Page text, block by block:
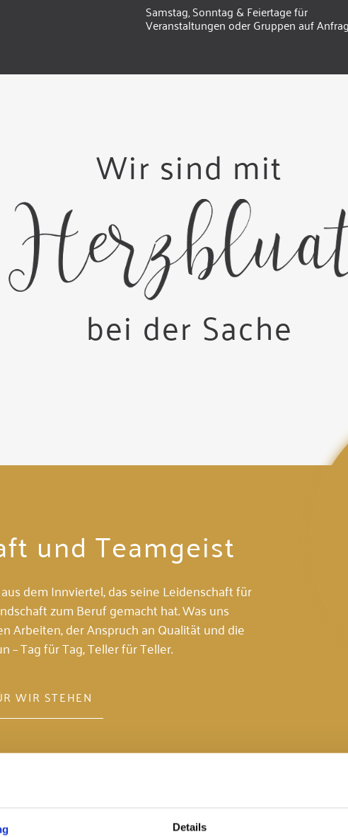
Details
Samstag, Sonntag & Feiertage für
Veranstaltungen oder Gruppen auf
Wir sind mit
bei der Sache
und Teamgeist
dem Innviertel, das seine Leidenschaft für
zum Beruf gemacht hat. Was uns
Arbeiten, der Anspruch an Qualität und die
– Tag für Tag, Teller für Teller.
WIR STEHEN